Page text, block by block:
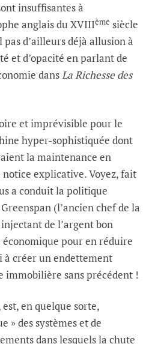
insuffisantes à
anglais du XVIIIème siècle
d’ailleurs déjà allusion à
et d’opacité en parlant de
dansLa Richesse des
et imprévisible pour le
hyper-sophistiquée dont
la maintenance en
explicative. Voyez, fait
a conduit la politique
(l’ancien chef de la
de l’argent bon
pour en réduire
à créer un endettement
immobilière sans précédent !
en quelque sorte,
» des systèmes et de
dans lesquels la chute